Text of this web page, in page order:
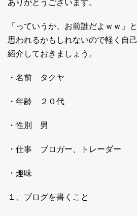
ありがとうございます。
「っていうか、お前誰だよｗｗ」と
思われるかもしれないので軽く自己
紹介しておきましょう。
・名前 タクヤ
・年齢 ２０代
・性別 男
・仕事 ブロガー、トレーダー
・趣味
１、ブログを書くこと